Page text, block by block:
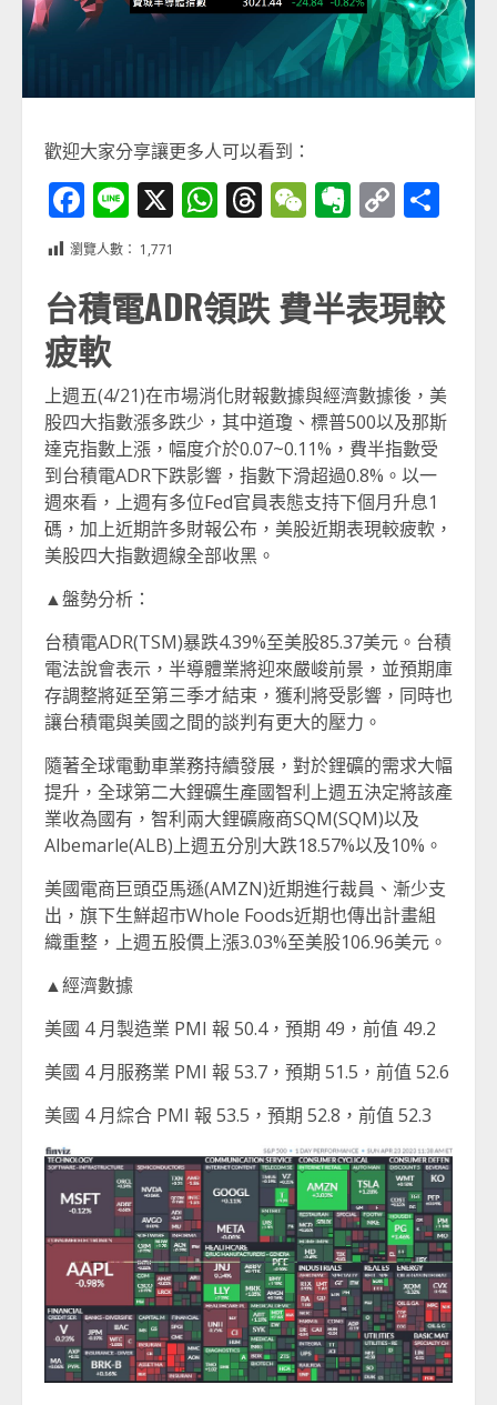
歡迎大家分享讓更多人可以看到：
Facebook
Line
X WhatsApp
Threads
WeChat
Evernote
Copy
瀏覽人數： 1,771
台積電ADR領跌 費半表現較
疲軟
上週五(4/21)在市場消化財報數據與經濟數據後，美
股四大指數漲多跌少，其中道瓊、標普500以及那斯
達克指數上漲，幅度介於0.07~0.11%，費半指數受
到台積電ADR下跌影響，指數下滑超過0.8%。以一
週來看，上週有多位Fed官員表態支持下個月升息1
碼，加上近期許多財報公布，美股近期表現較疲軟，
美股四大指數週線全部收黑。
▲盤勢分析：
台積電ADR(TSM)暴跌4.39%至美股85.37美元。台積
電法說會表示，半導體業將迎來嚴峻前景，並預期庫
存調整將延至第三季才結束，獲利將受影響，同時也
讓台積電與美國之間的談判有更大的壓力。
隨著全球電動車業務持續發展，對於鋰礦的需求大幅
提升，全球第二大鋰礦生產國智利上週五決定將該產
業收為國有，智利兩大鋰礦廠商SQM(SQM)以及
Albemarle(ALB)上週五分別大跌18.57%以及10%。
美國電商巨頭亞馬遜(AMZN)近期進行裁員、漸少支
出，旗下生鮮超市Whole Foods近期也傳出計畫組
織重整，上週五股價上漲3.03%至美股106.96美元。
▲經濟數據
美國 4 月製造業 PMI 報 50.4，預期 49，前值 49.2
美國 4 月服務業 PMI 報 53.7，預期 51.5，前值 52.6
美國 4 月綜合 PMI 報 53.5，預期 52.8，前值 52.3